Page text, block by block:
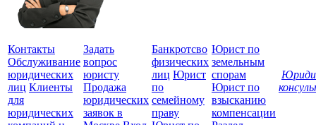
Контакты
Обслуживание
юридических
лиц Клиенты
для
юридических
Задать
вопрос
юристу
Продажа
юридических
заявок в
Банкротсво
физических
лиц Юрист
по
семейному
праву
Юрист по
земельным
спорам
Юрист по
взысканию
компенсации